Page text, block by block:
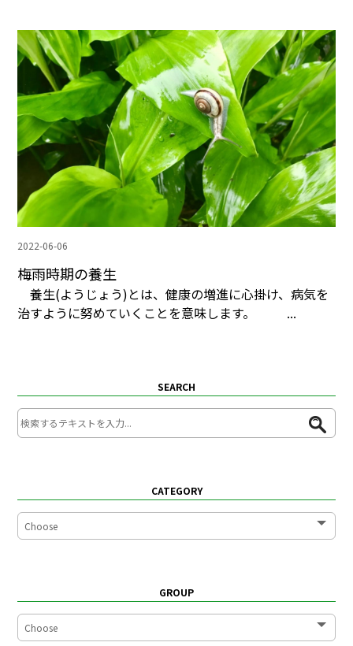
2022-06-06
梅雨時期の養生
養生(ようじょう)とは、健康の増進に心掛け、病気を
治すように努めていくことを意味します。 ...
SEARCH
CATEGORY
GROUP